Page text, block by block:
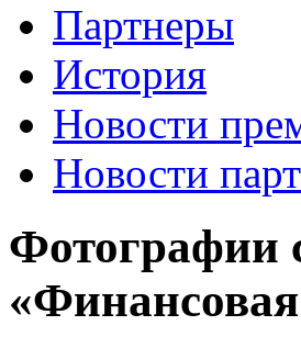
Партнеры
История
Новости
Новости
Фотографии